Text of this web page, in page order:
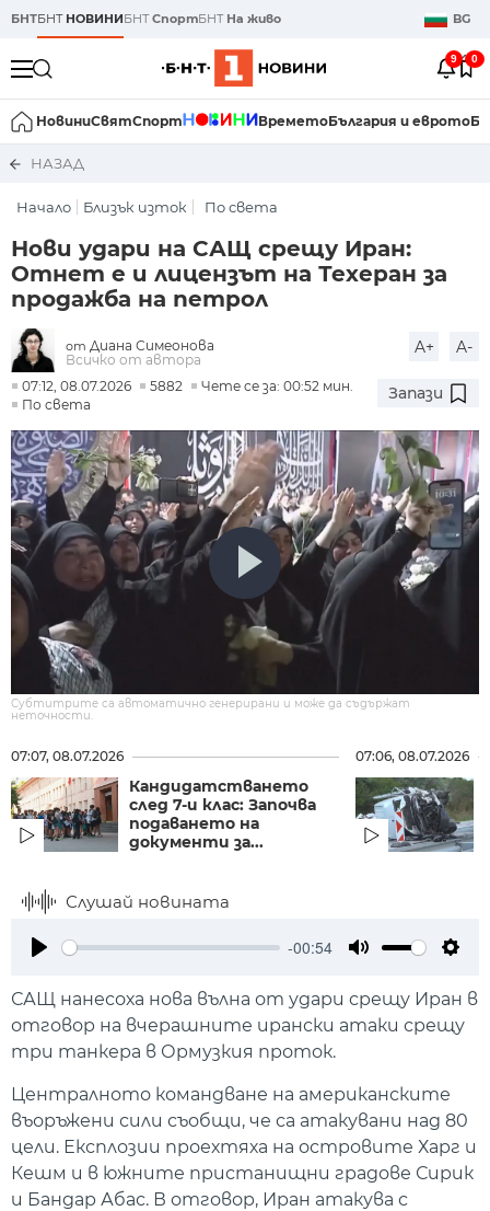
БНТБНТ НОВИНИБНТСпортБНТ На живо BG
9 0
НовиниСвятСпорт ВреметоБългария и еврото
НАЗАД
Начало Близък изток По света
Нови удари на САЩ срещу Иран:
Отнет е и лицензът на Техеран за
продажба на петрол
от Диана Симеонова
Всичко от автора
A+ A-
07:12, 08.07.2026 5882
Чете се за: 00:52 мин.
По света
Запази
Субтитрите са автоматично генерирани и може да съдържат
неточности.
07:07, 08.07.2026
Кандидатстването
след 7-и клас: Започва
подаването на
документи за...
07:06, 08.07.2026
Слушай новината
-00:54
САЩ нанесоха нова вълна от удари срещу Иран в
отговор на вчерашните ирански атаки срещу
три танкера в Ормузкия проток.
Централното командване на американските
въоръжени сили съобщи, че са атакувани над 80
цели. Експлозии проехтяха на островите Харг и
Кешм и в южните пристанищни градове Сирик
и Бандар Абас. В отговор, Иран атакува с